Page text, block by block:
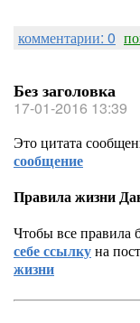
комментарии: 0
Без заголовка
17-01-2016 13:39
Это цитата
сообщение
Правила жизни
Чтобы все
себе ссылкуна
жизни